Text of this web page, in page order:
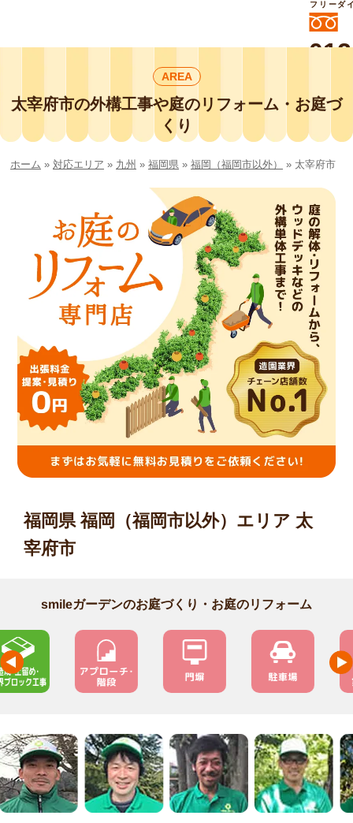
外構工事や庭リフォームは庭づくり業界
No.1チェーン店の
smileガーデンプチ庭づくり事業部にお
任せください！
フリーダ
AREA
太宰府市の外構工事や庭のリフォーム・お庭づ
くり
ホーム » 対応エリア » 九州 » 福岡県 » 福岡（福岡市以外） » 太宰府市
福岡県 福岡（福岡市以外）エリア 太
宰府市
smileガーデンのお庭づくり・お庭のリフォーム